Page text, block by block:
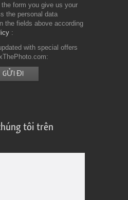
form you give us your
the personal data
the fields above according
with special offers
tôi trên